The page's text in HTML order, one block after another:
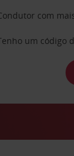
com
um código